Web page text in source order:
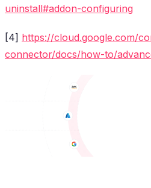
uninstall#addon-configuring
[4] https://cloud.google.com/
connector/docs/how-to/